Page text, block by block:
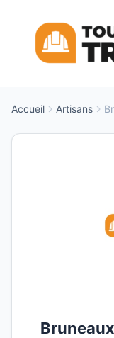
contenu
Accueil Artisans